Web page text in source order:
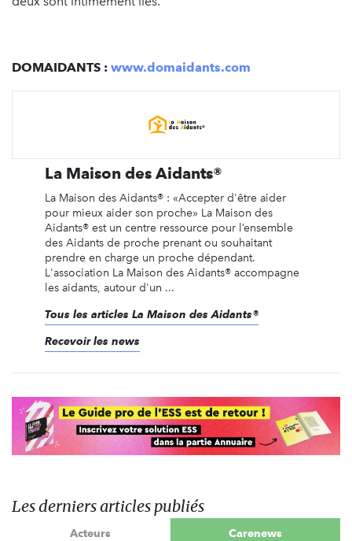
DOMAIDANTS : www.domaidants.com
La Maison des Aidants®
La Maison des Aidants® : «Accepter d'être aider
pour mieux aider son proche» La Maison des
Aidants® est un centre ressource pour l’ensemble
des Aidants de proche prenant ou souhaitant
prendre en charge un proche dépendant.
L'association La Maison des Aidants® accompagne
les aidants, autour d'un ...
Tous les articles La Maison des Aidants®
Recevoir les news
Les derniers articles publiés
Acteurs Carenews